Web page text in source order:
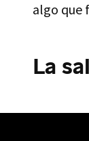
algo que
La